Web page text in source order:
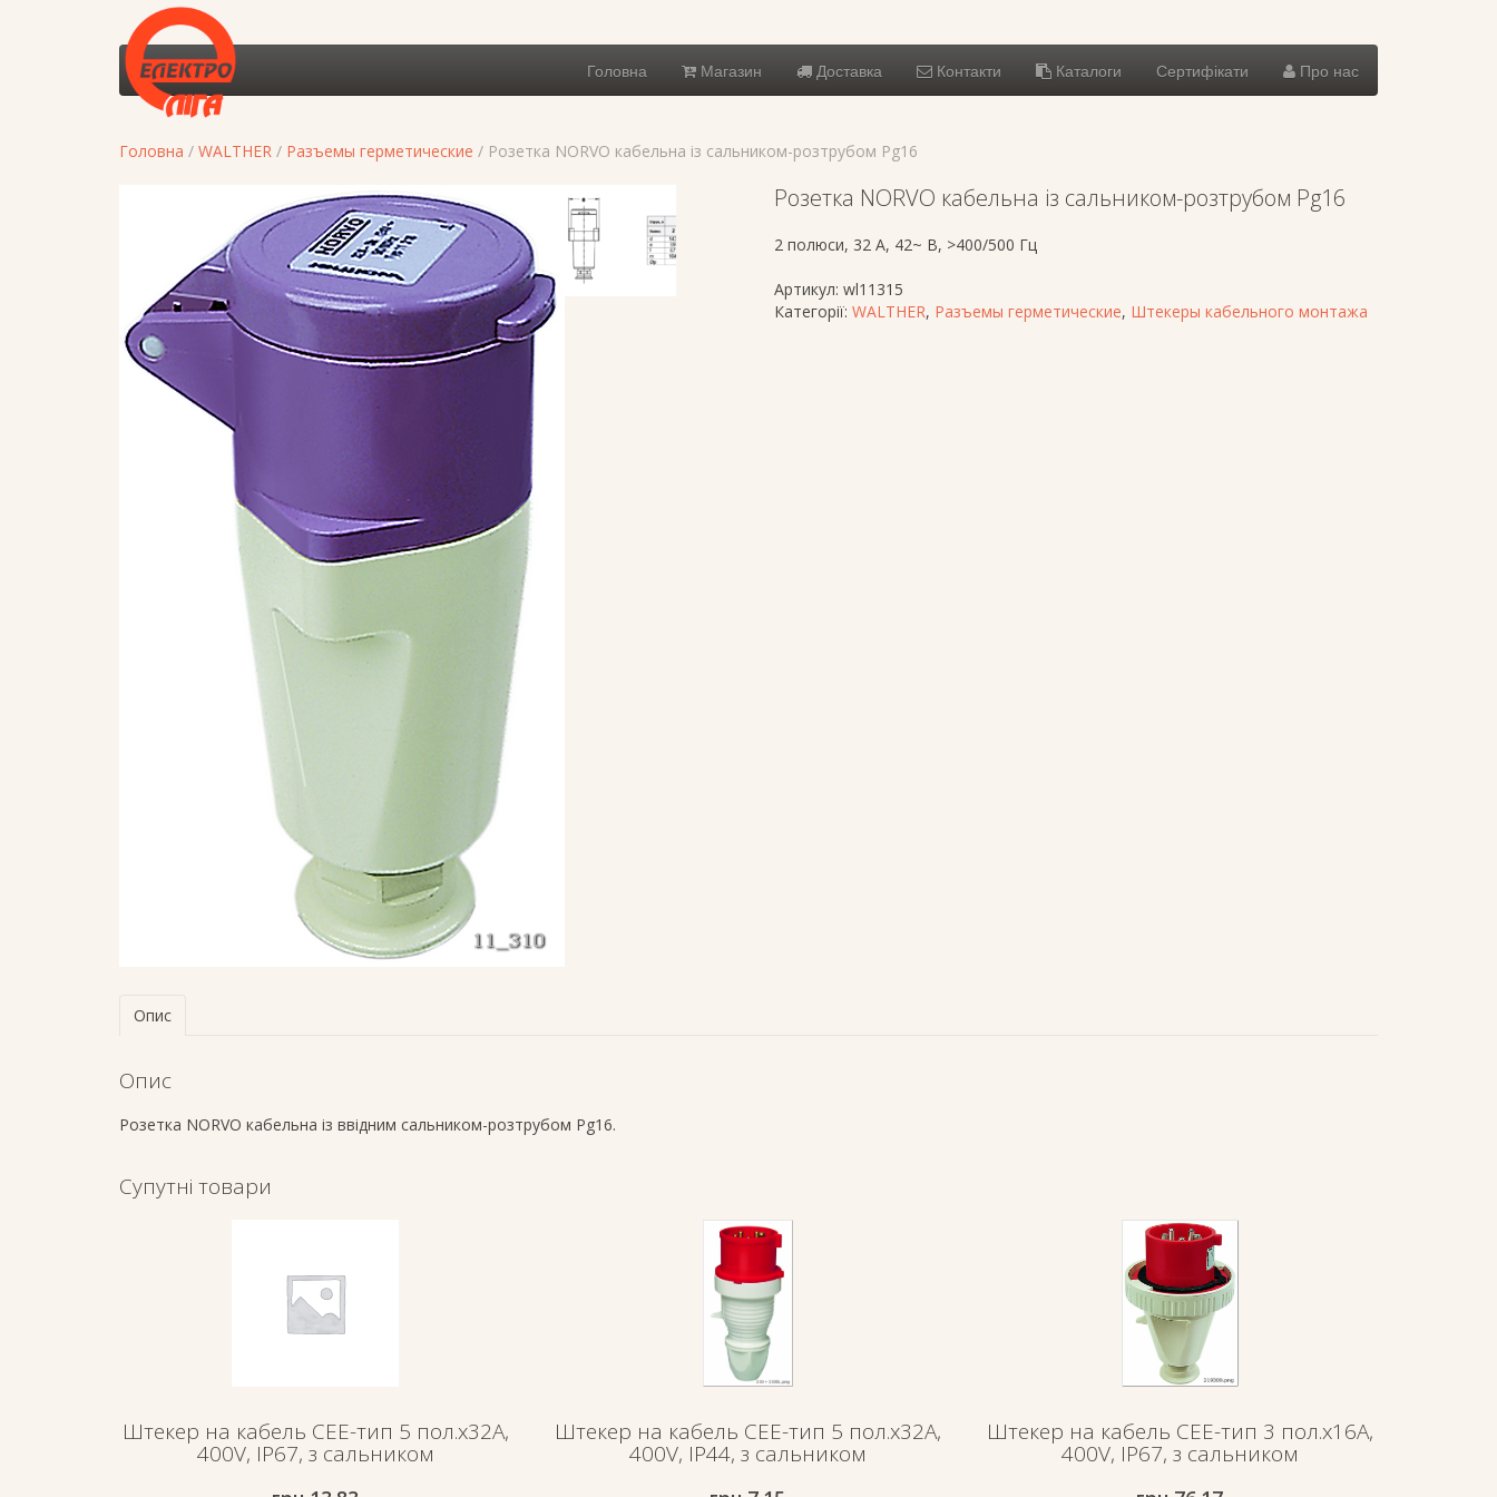
Головна Магазин Доставка Контакти Каталоги Сертифікати Про нас
Головна / WALTHER / Разъемы герметические / Розетка NORVO кабельна із сальником-розтрубом Pg16
Розетка NORVO кабельна із сальником-розтрубом Pg16
2 полюси, 32 A, 42~ В, >400/500 Гц
Артикул: wl11315
Категорії: WALTHER, Разъемы герметические, Штекеры кабельного монтажа
Опис
Опис
Розетка NORVO кабельна із ввідним сальником-розтрубом Pg16.
Супутні товари
Штекер на кабель СЕЕ-тип 5 пол.х32А,
400V, IP67, з сальником
Штекер на кабель СЕЕ-тип 5 пол.х32А,
400V, IP44, з сальником
Штекер на кабель СЕЕ-тип 3 пол.х16А,
400V, IP67, з сальником